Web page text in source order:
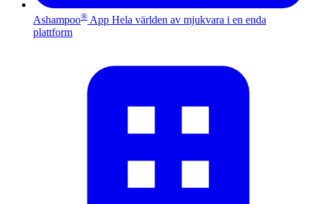
Ashampoo® App Hela världen av mjukvara i en enda
plattform